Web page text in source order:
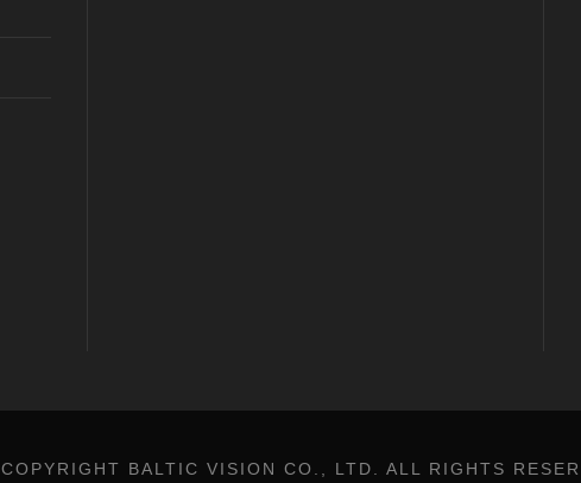
COPYRIGHT BALTIC VISION CO., LTD. ALL RIGHTS